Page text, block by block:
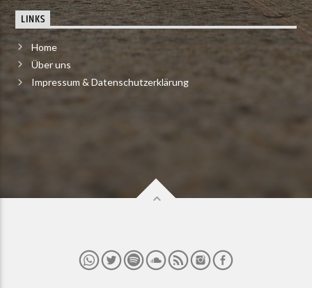
LINKS
Home
Über uns
Impressum & Datenschutzerklärung